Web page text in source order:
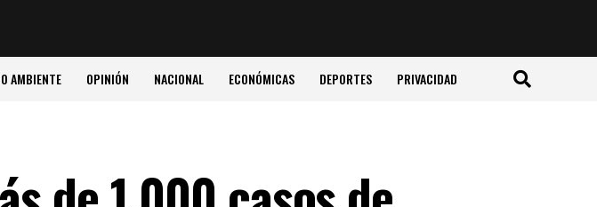
AMBIENTE OPINIÓN NACIONAL ECONÓMICAS DEPORTES PRIVACIDAD